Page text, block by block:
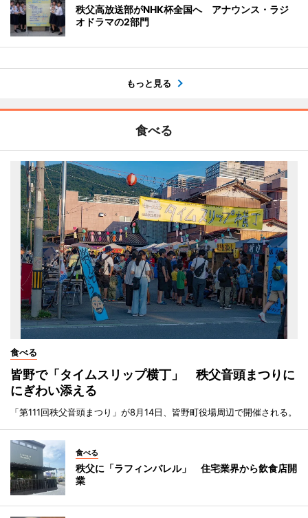
秩父高放送部がNHK杯全国へ アナウンス・ラジ
オドラマの2部門
もっと見る
食べる
食べる
皆野で「タイムスリップ横丁」 秩父音頭まつりに
にぎわい添える
「第111回秩父音頭まつり」が8月14日、皆野町役場周辺で開催される。
食べる
秩父に「ラフィンバレル」 住宅業界から飲食店開
業